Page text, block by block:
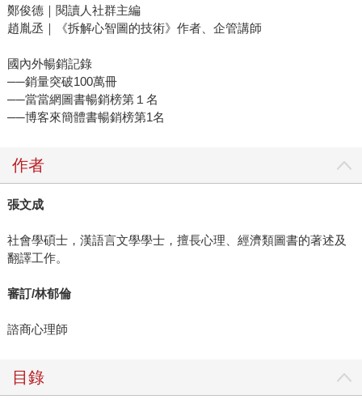
鄭俊德｜閱讀人社群主編
趙胤丞｜《拆解心智圖的技術》作者、企管講師
國內外暢銷記錄
──銷量突破100萬冊
──當當網圖書暢銷榜第１名
──博客來簡體書暢銷榜第1名
作者
張文成
社會學碩士，漢語言文學學士，擅長心理、經濟類圖書的著述及
翻譯工作。
審訂/林郁倫
諮商心理師
目錄